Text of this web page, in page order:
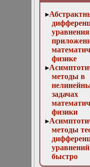
физике
методы в
задачах
физики
методы
быстро